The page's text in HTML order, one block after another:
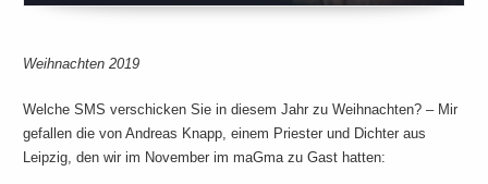
Weihnachten 2019
Welche SMS verschicken Sie in diesem Jahr zu Weihnachten? – Mir
gefallen die von Andreas Knapp, einem Priester und Dichter aus
Leipzig, den wir im November im maGma zu Gast hatten: